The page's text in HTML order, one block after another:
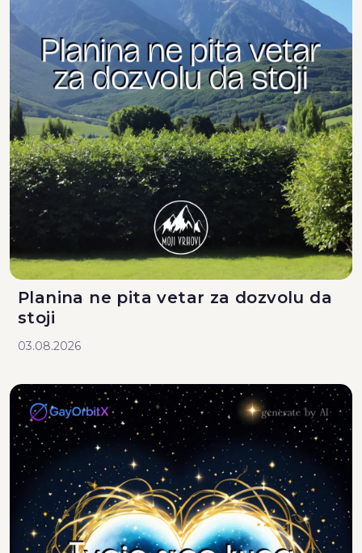
Planina ne pita vetar za dozvolu da
stoji
03.08.2026